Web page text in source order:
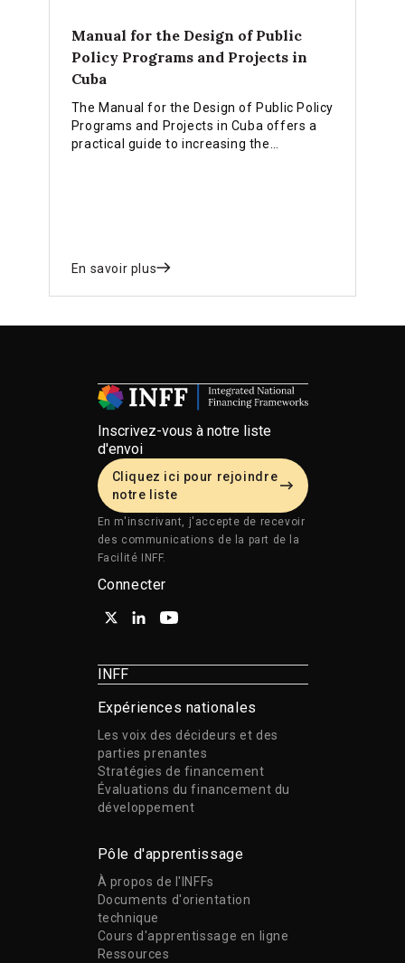
Manual for the Design of Public
Policy Programs and Projects in
Cuba
The Manual for the Design of Public Policy
Programs and Projects in Cuba offers a
practical guide to increasing the
En savoir plus
Inscrivez-vous à notre liste
d'envoi
Cliquez ici pour rejoindre
notre liste
En m'inscrivant, j'accepte de recevoir
des communications de la part de la
Facilité INFF.
Connecter
INFF
Expériences nationales
Les voix des décideurs et des
parties prenantes
Stratégies de financement
Évaluations du financement du
développement
Pôle d'apprentissage
À propos de l'INFFs
Documents d'orientation
technique
Cours d'apprentissage en ligne
Ressources